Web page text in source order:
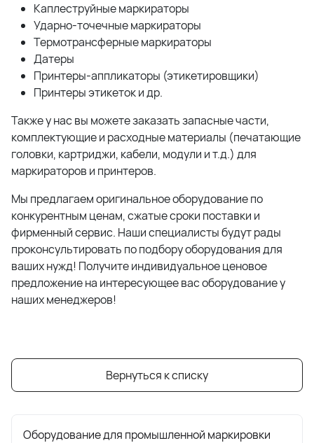
Каплеструйные маркираторы
Ударно-точечные маркираторы
Термотрансферные маркираторы
Датеры
Принтеры-аппликаторы (этикетировщики)
Принтеры этикеток и др.
Также у нас вы можете заказать запасные части,
комплектующие и расходные материалы (печатающие
головки, картриджи, кабели, модули и т.д.) для
маркираторов и принтеров.
Мы предлагаем оригинальное оборудование по
конкурентным ценам, сжатые сроки поставки и
фирменный сервис. Наши специалисты будут рады
проконсультировать по подбору оборудования для
ваших нужд! Получите индивидуальное ценовое
предложение на интересующее вас оборудование у
наших менеджеров!
Вернуться к списку
Оборудование для промышленной маркировки